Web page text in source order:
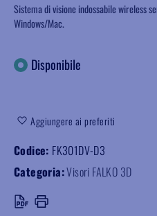
Sistema di visione indossabile wireless
Windows/Mac.
Disponibile
Aggiungere ai preferiti
Codice: FK301DV-D3
Categoria:Visori FALKO 3D